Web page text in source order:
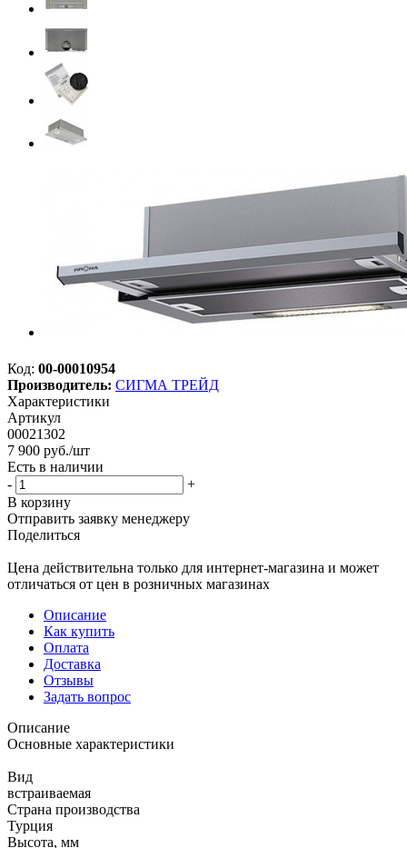
Код: 00-00010954
Производитель: СИГМА ТРЕЙД
Характеристики
Артикул
00021302
7 900 руб./шт
Есть в наличии
-
+
В корзину
Отправить заявку менеджеру
Поделиться
Цена действительна только для интернет-магазина и может
отличаться от цен в розничных магазинах
Описание
Как купить
Оплата
Доставка
Отзывы
Задать вопрос
Описание
Основные характеристики
Вид
встраиваемая
Страна производства
Турция
Высота, мм